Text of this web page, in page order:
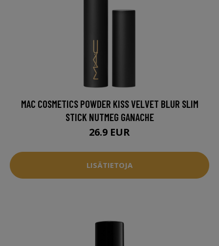
MAC COSMETICS POWDER KISS VELVET BLUR SLIM
STICK NUTMEG GANACHE
26.9 EUR
LISÄTIETOJA